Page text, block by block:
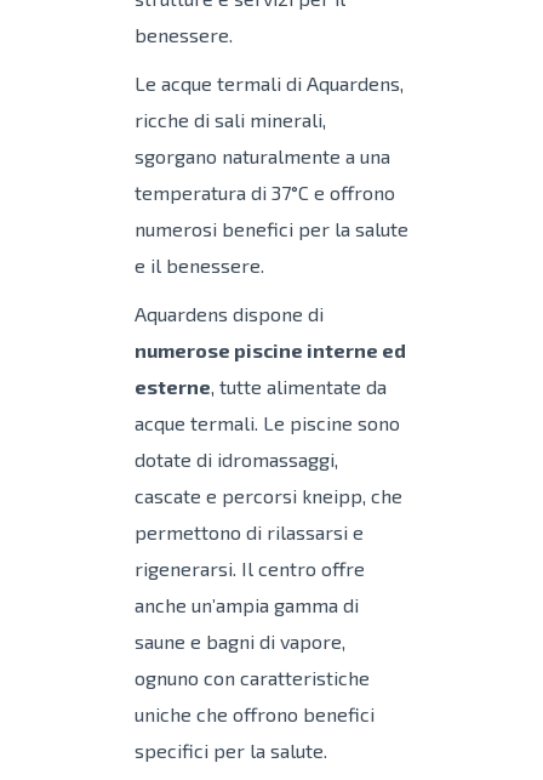
benessere.
Le acque termali di Aquardens,
ricche di sali minerali,
sgorgano naturalmente a una
temperatura di 37°C e offrono
numerosi benefici per la salute
e il benessere.
Aquardens dispone di
numerose piscine interne ed
esterne, tutte alimentate da
acque termali. Le piscine sono
dotate di idromassaggi,
cascate e percorsi kneipp, che
permettono di rilassarsi e
rigenerarsi. Il centro offre
anche un’ampia gamma di
saune e bagni di vapore,
ognuno con caratteristiche
uniche che offrono benefici
specifici per la salute.